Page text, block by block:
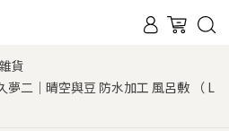
貨
二｜晴空與豆 防水加工 風呂敷 （ L